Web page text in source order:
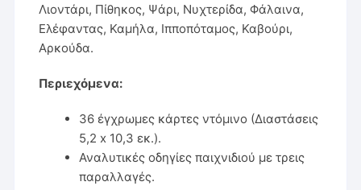
Λιοντάρι, Πίθηκος, Ψάρι, Νυχτερίδα, Φάλαινα,
Ελέφαντας, Καμήλα, Ιπποπόταμος, Καβούρι,
Αρκούδα.
Περιεχόμενα:
36 έγχρωμες κάρτες ντόμινο (Διαστάσεις
5,2 x 10,3 εκ.).
Αναλυτικές οδηγίες παιχνιδιού με τρεις
παραλλαγές.